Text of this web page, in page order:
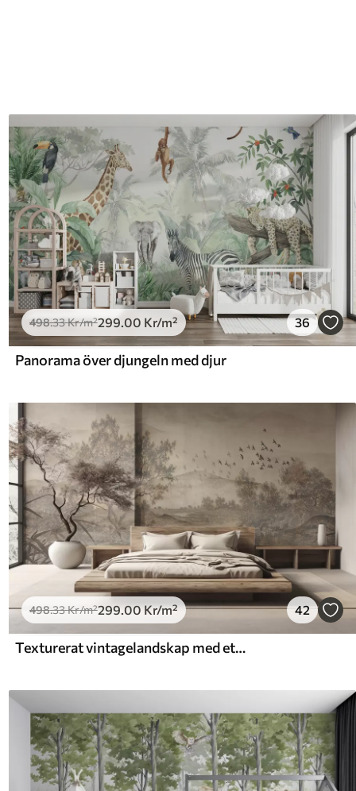
498.33Kr/m²299 .00 Kr/m² 36
Panorama över djungeln med djur
498.33Kr/m²299.00Kr/m² 42
Texturerat vintagelandskap med ett träd nära en flod och en molnig himmel, naturkonst i sepiatoner